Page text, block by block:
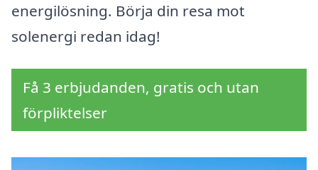
energilösning. Börja din resa mot
solenergi redan idag!
Få 3 erbjudanden, gratis och utan
förpliktelser